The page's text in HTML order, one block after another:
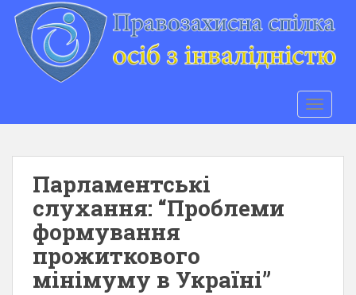
Парламентські
слухання: “Проблеми
формування
прожиткового
мінімуму в Україні”